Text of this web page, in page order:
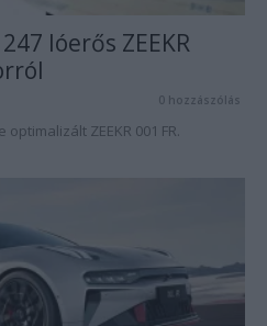
lóerős ZEEKR
0 hozzászólás
ZEEKR 001 FR.